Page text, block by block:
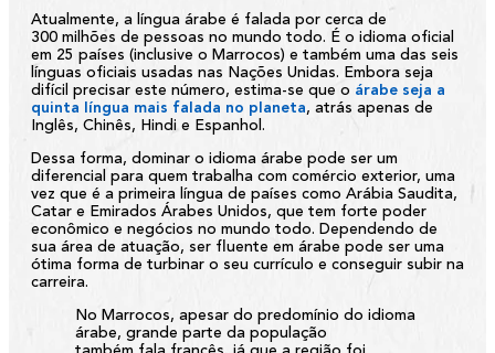
Atualmente, a língua árabe é falada por cerca de
300 milhões de pessoas no mundo todo. É o idioma oficial
em 25 países (inclusive o Marrocos) e também uma das seis
línguas oficiais usadas nas Nações Unidas. Embora seja
difícil precisar este número, estima-se que o árabe seja a
quinta língua mais falada no planeta, atrás apenas de
Inglês, Chinês, Hindi e Espanhol.
Dessa forma, dominar o idioma árabe pode ser um
diferencial para quem trabalha com comércio exterior, uma
vez que é a primeira língua de países como Arábia Saudita,
Catar e Emirados Árabes Unidos, que tem forte poder
econômico e negócios no mundo todo. Dependendo de
sua área de atuação, ser fluente em árabe pode ser uma
ótima forma de turbinar o seu currículo e conseguir subir na
carreira.
No Marrocos, apesar do predomínio do idioma
árabe, grande parte da população